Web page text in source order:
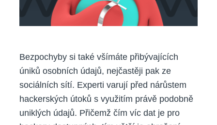
Bezpochyby si také všímáte přibývajících
úniků osobních údajů, nejčastěji pak ze
sociálních sítí. Experti varují před nárůstem
hackerských útoků s využitím právě podobně
uniklých údajů. Přičemž čím víc dat je pro